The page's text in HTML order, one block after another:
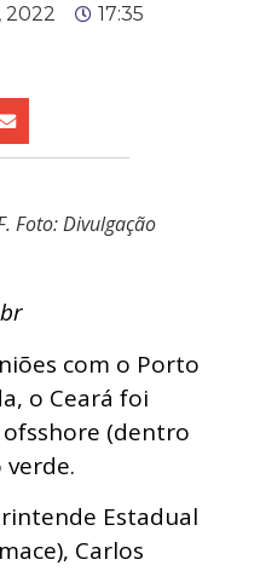
2022 17:35
Foto: Divulgação
com o Porto
o Ceará foi
(dentro
Estadual
Carlos